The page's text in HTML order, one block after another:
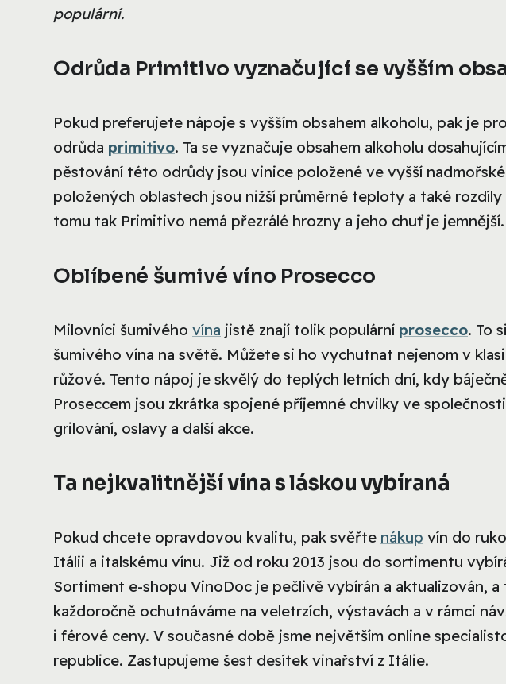
populární.
Odrůda Primitivo vyznačující se vyšším
Pokud preferujete nápoje s vyšším obsahem alkoholu, pak je
odrůda primitivo. Ta se vyznačuje obsahem alkoholu
pěstování této odrůdy jsou vinice položené ve vyšší
položených oblastech jsou nižší průměrné teploty a také
tomu tak Primitivo nemá přezrálé hrozny a jeho chuť je jemnější.
Oblíbené šumivé víno Prosecco
Milovníci šumivého vína jistě znají tolik populární prosecco. To
šumivého vína na světě. Můžete si ho vychutnat nejenom v
růžové. Tento nápoj je skvělý do teplých letních dní, kdy
Proseccem jsou zkrátka spojené příjemné chvilky ve
grilování, oslavy a další akce.
Ta nejkvalitnější vína s láskou vybíraná
Pokud chcete opravdovou kvalitu, pak svěřte nákup vín do
Itálii a italskému vínu. Již od roku 2013 jsou do sortimentu
Sortiment e-shopu VinoDoc je pečlivě vybírán a aktualizován,
každoročně ochutnáváme na veletrzích, výstavách a v rámci
i férové ceny. V současné době jsme největším online
republice. Zastupujeme šest desítek vinařství z Itálie.